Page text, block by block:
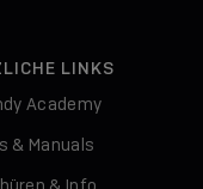
LINKS
Academy
& Manuals